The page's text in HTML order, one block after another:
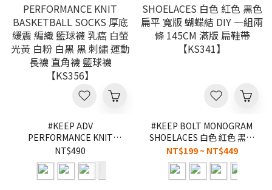
#KEEP ADV
PERFORMANCE KNIT
BASKETBALL SOCKS 厚底
緩震 編織 籃球襪 乳癌 白螢
光黃 白粉 白黑 黑 刺繡 運動
長襪 直角襪 籃球襪
NT$490
#KEEP BOLT MONOGRAM
SHOELACES 白色 紅色 黑色
扁平 寬版 蝴蝶結 DIY 一組兩
條 145CM 滿版 扁鞋帶
【KS341】
NT$199 ~ NT$449